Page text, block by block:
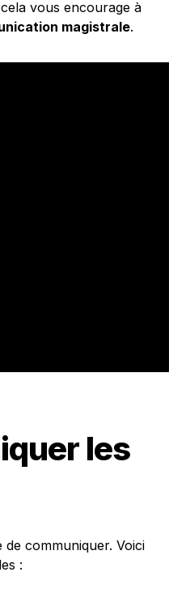
vous encourage à
magistrale.
les
communiquer. Voici
: